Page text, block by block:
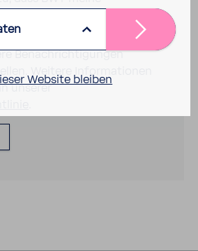
verarbeiten darf.
Benachrichtigungen
unserer
Website bleiben